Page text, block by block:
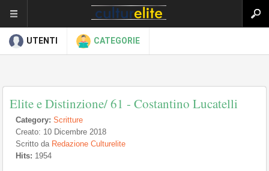
UTENTI CATEGORIE
Elite e Distinzione/ 61 - Costantino Lucatelli
Category: Scritture
Creato: 10 Dicembre 2018
Scritto da Redazione Culturelite
Hits: 1954